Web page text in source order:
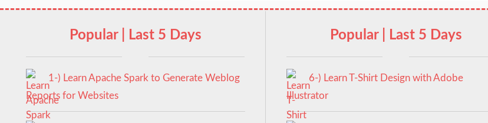
Popular | Last 5 Days
1-) Learn Apache Spark to Generate Weblog
Reports for Websites
Popular | Last 5 Days
6-) Learn T-Shirt Design with Adobe
Illustrator